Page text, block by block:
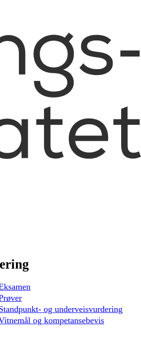
og underveisvurdering
og kompetansebevis